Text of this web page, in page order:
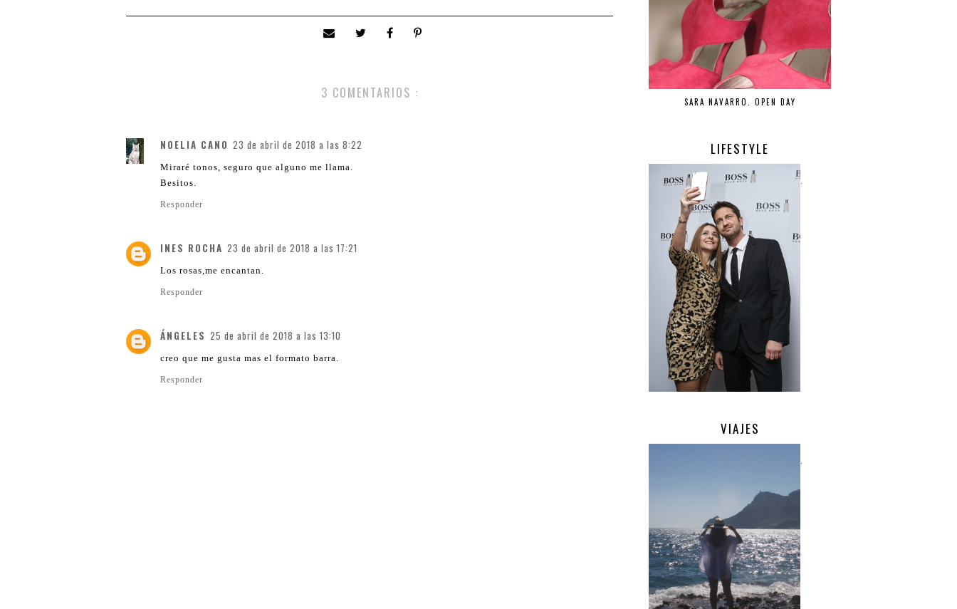
3 COMENTARIOS :
NOELIA CANO 23 de abril de 2018 a las 8:22
Miraré tonos, seguro que alguno me llama.
Besitos.
Responder
INES ROCHA 23 de abril de 2018 a las 17:21
Los rosas,me encantan.
Responder
ÁNGELES 25 de abril de 2018 a las 13:10
creo que me gusta mas el formato barra.
Responder
SARA NAVARRO. OPEN DAY
LIFESTYLE
.
VIAJES
.